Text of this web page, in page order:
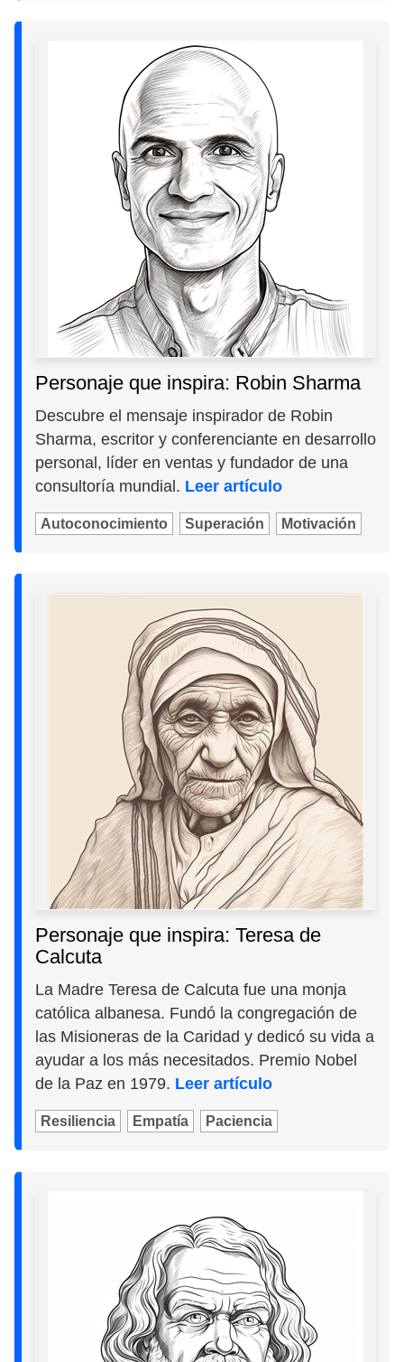
Personaje que inspira: Robin Sharma
Descubre el mensaje inspirador de Robin
Sharma, escritor y conferenciante en desarrollo
personal, líder en ventas y fundador de una
consultoría mundial. Leer artículo
Autoconocimiento Superación Motivación
Personaje que inspira: Teresa de
Calcuta
La Madre Teresa de Calcuta fue una monja
católica albanesa. Fundó la congregación de
las Misioneras de la Caridad y dedicó su vida a
ayudar a los más necesitados. Premio Nobel
de la Paz en 1979. Leer artículo
Resiliencia Empatía Paciencia